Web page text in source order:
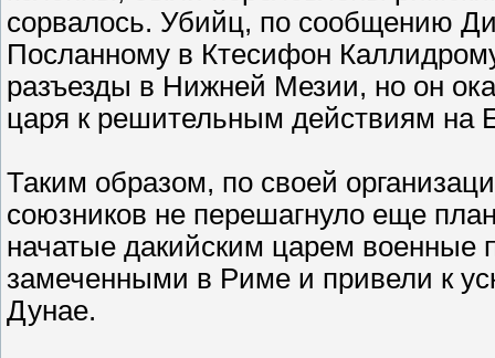
сорвалось. Убийц, по сообщению
Посланному в Ктесифон
разъезды в Нижней Мезии, но он
царя к решительным действиям на
Таким образом, по своей
союзников не перешагнуло еще
начатые дакийским царем военные
замеченными в Риме и привели к
Дунае.